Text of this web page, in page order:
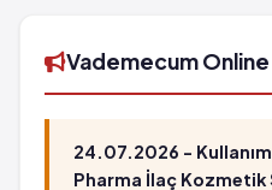
Vademecum Online
24.07.2026 -
Pharma İlaç Kozmetik